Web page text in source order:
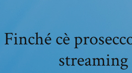
Finché cè
streaming